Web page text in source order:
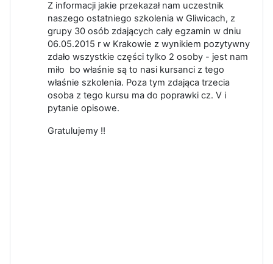
Z informacji jakie przekazał nam uczestnik
naszego ostatniego szkolenia w Gliwicach, z
grupy 30 osób zdających cały egzamin w dniu
06.05.2015 r w Krakowie z wynikiem pozytywny
zdało wszystkie części tylko 2 osoby - jest nam
miło bo właśnie są to nasi kursanci z tego
właśnie szkolenia. Poza tym zdająca trzecia
osoba z tego kursu ma do poprawki cz. V i
pytanie opisowe.
Gratulujemy !!